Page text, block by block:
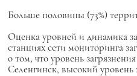
Больше половины (73%)
Оценка уровней и динамика
станциях сети мониторинга
о том, что уровень
Селенгинск, высокий уровень